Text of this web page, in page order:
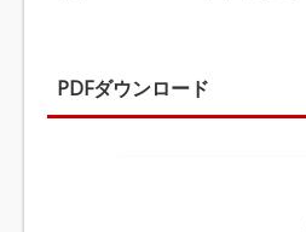
PDFダウンロード